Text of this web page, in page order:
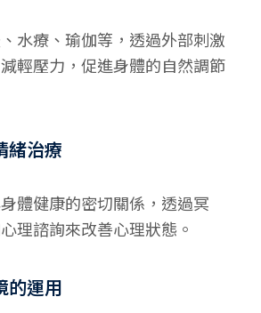
水療、瑜伽等，透過外部刺激
輕壓力，促進身體的自然調節
緒治療
體健康的密切關係，透過冥
理諮詢來改善心理狀態。
的運用